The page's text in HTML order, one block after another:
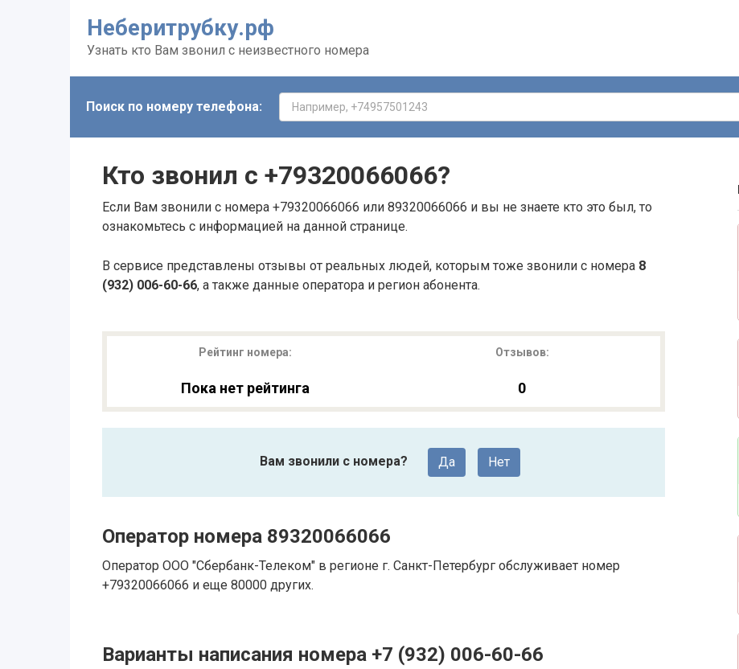
Неберитрубку.рф
Узнать кто Вам звонил с неизвестного номера
Поиск по номеру телефона:
Кто звонил с +79320066066?
Если Вам звонили с номера +79320066066 или 89320066066 и вы не знаете кто это был, то
ознакомьтесь с информацией на данной странице.
В сервисе представлены отзывы от реальных людей, которым тоже звонили с номера 8
(932) 006-60-66, а также данные оператора и регион абонента.
Рейтинг номера:
Пока нет рейтинга
Отзывов:
0
Вам звонили с номера? Да Нет
Оператор номера 89320066066
Оператор ООО "Сбербанк-Телеком" в регионе г. Санкт-Петербург обслуживает номер
+79320066066 и еще 80000 других.
Варианты написания номера +7 (932) 006-60-66